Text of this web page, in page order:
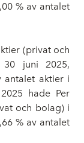
% av antalet
(privat och
juni 2025,
antalet aktier i
hade Per
och bolag) i
% av antalet